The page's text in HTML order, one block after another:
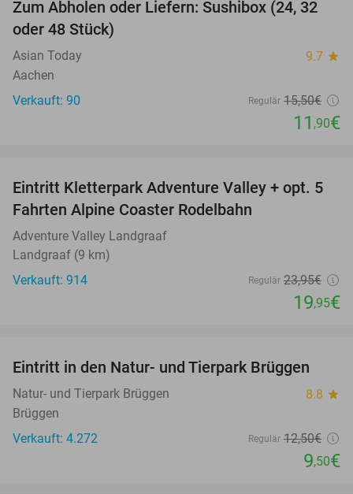
23%
Zum Abholen oder Liefern: Sushibox (24, 32
oder 48 Stück)
Asian Today 9.7 star
Aachen
Verkauft: 90
Regulär 15,50€
11 ,90€
17%
Eintritt Kletterpark Adventure Valley + opt. 5
Fahrten Alpine Coaster Rodelbahn
Adventure Valley Landgraaf
Landgraaf (9 km)
Verkauft: 914
Regulär 23,95€
19,95€
24%
Eintritt in den Natur- und Tierpark Brüggen
Natur- und Tierpark Brüggen 8.8 star
Brüggen
Verkauft: 4.272
Regulär 12,50€
9,50€